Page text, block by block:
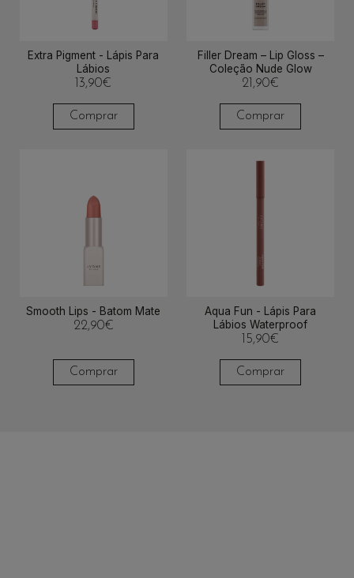
Extra Pigment - Lápis Para
Lábios
13,90€
Comprar
Filler Dream – Lip Gloss –
Coleção Nude Glow
21,90€
Comprar
Smooth Lips - Batom Mate
22,90€
Comprar
Aqua Fun - Lápis Para
Lábios Waterproof
15,90€
Comprar